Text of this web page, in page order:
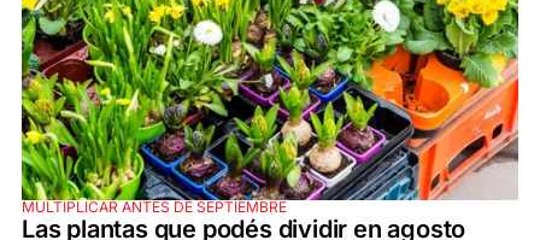
MULTIPLICAR ANTES DE SEPTIEMBRE
Las plantas que podés dividir en agosto